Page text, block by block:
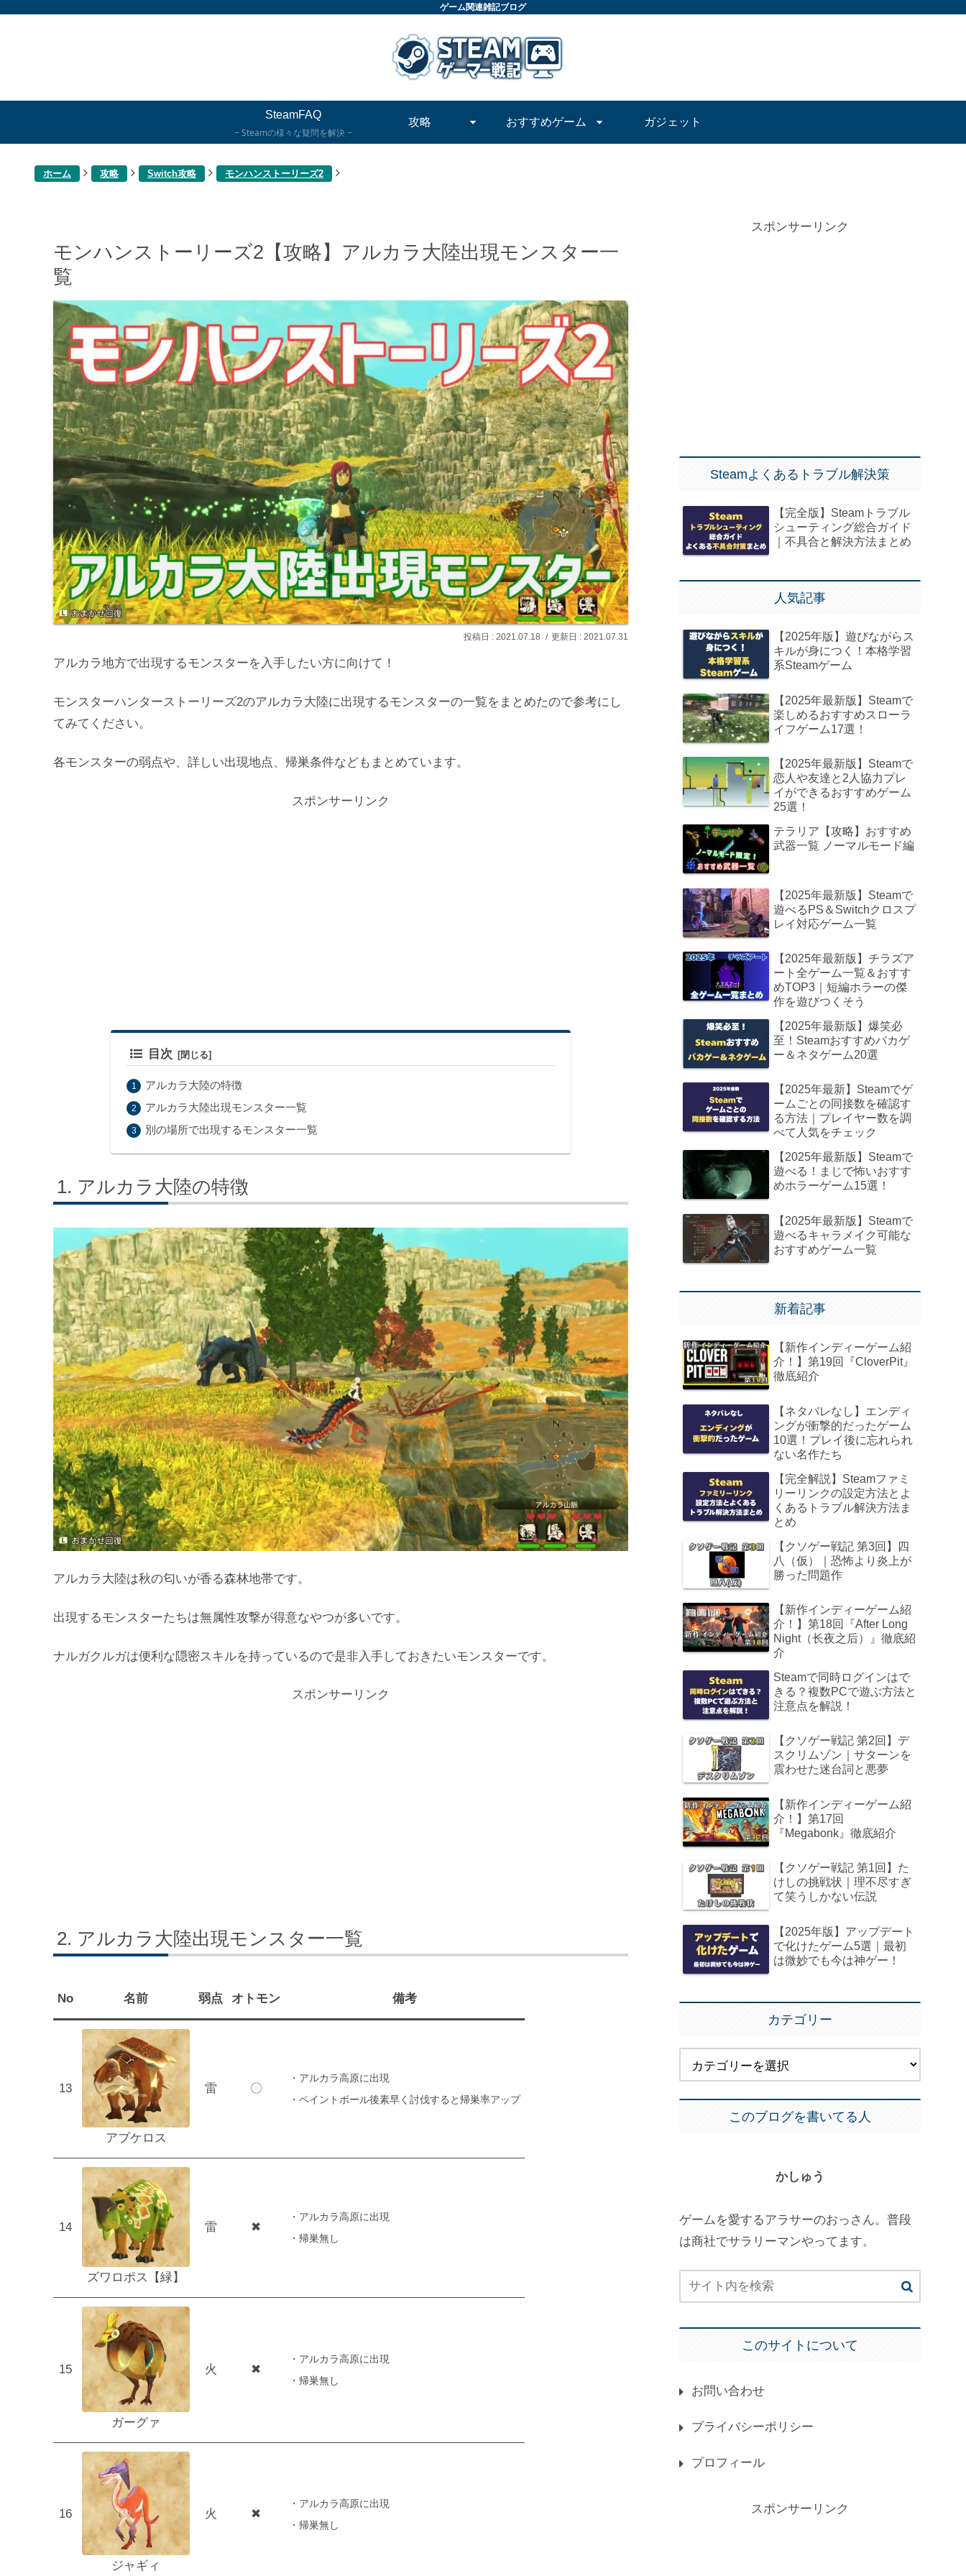
ゲーム関連雑記ブログ
SteamFAQ
Steamの様々な疑問を解決
攻略 おすすめゲーム ガジェット
ホーム 攻略 Switch攻略 モンハンストーリーズ2
モンハンストーリーズ2【攻略】アルカラ大陸出現モンスター一
覧
2021.07.18 2021.07.31
アルカラ地方で出現するモンスターを入手したい方に向けて！
モンスターハンターストーリーズ2のアルカラ大陸に出現するモンスターの一覧をまとめたので参考にし
てみてください。
各モンスターの弱点や、詳しい出現地点、帰巣条件などもまとめています。
スポンサーリンク
目次
アルカラ大陸の特徴
アルカラ大陸出現モンスター一覧
別の場所で出現するモンスター一覧
アルカラ大陸の特徴
アルカラ大陸は秋の匂いが香る森林地帯です。
出現するモンスターたちは無属性攻撃が得意なやつが多いです。
ナルガクルガは便利な隠密スキルを持っているので是非入手しておきたいモンスターです。
スポンサーリンク
アルカラ大陸出現モンスター一覧
No 名前 弱点 オトモン 備考
13
アプケロス
雷 〇
・アルカラ高原に出現
・ペイントボール後素早く討伐すると帰巣率アップ
14
ズワロポス【緑】
雷 ✖
・アルカラ高原に出現
・帰巣無し
15
ガーグァ
火 ✖
・アルカラ高原に出現
・帰巣無し
16
ジャギィ
火 ✖
・アルカラ高原に出現
・帰巣無し
スポンサーリンク
Steamよくあるトラブル解決策
【完全版】Steamトラブル
シューティング総合ガイド
｜不具合と解決方法まとめ
人気記事
【2025年版】遊びながらス
キルが身につく！本格学習
系Steamゲーム
【2025年最新版】Steamで
楽しめるおすすめスローラ
イフゲーム17選！
【2025年最新版】Steamで
恋人や友達と2人協力プレ
イができるおすすめゲーム
25選！
テラリア【攻略】おすすめ
武器一覧 ノーマルモード編
【2025年最新版】Steamで
遊べるPS＆Switchクロスプ
レイ対応ゲーム一覧
【2025年最新版】チラズア
ート全ゲーム一覧＆おすす
めTOP3｜短編ホラーの傑
作を遊びつくそう
【2025年最新版】爆笑必
至！Steamおすすめバカゲ
ー＆ネタゲーム20選
【2025年最新】Steamでゲ
ームごとの同接数を確認す
る方法｜プレイヤー数を調
べて人気をチェック
【2025年最新版】Steamで
遊べる！まじで怖いおすす
めホラーゲーム15選！
【2025年最新版】Steamで
遊べるキャラメイク可能な
おすすめゲーム一覧
新着記事
【新作インディーゲーム紹
介！】第19回『CloverPit』
徹底紹介
【ネタバレなし】エンディ
ングが衝撃的だったゲーム
10選！プレイ後に忘れられ
ない名作たち
【完全解説】Steamファミ
リーリンクの設定方法とよ
くあるトラブル解決方法ま
とめ
【クソゲー戦記 第3回】四
八（仮）｜恐怖より炎上が
勝った問題作
【新作インディーゲーム紹
介！】第18回『After Long
Night（长夜之后）』徹底紹
介
Steamで同時ログインはで
きる？複数PCで遊ぶ方法と
注意点を解説！
【クソゲー戦記 第2回】デ
スクリムゾン｜サターンを
震わせた迷台詞と悪夢
【新作インディーゲーム紹
介！】第17回
『Megabonk』徹底紹介
【クソゲー戦記 第1回】た
けしの挑戦状｜理不尽すぎ
て笑うしかない伝説
【2025年版】アップデート
で化けたゲーム5選｜最初
は微妙でも今は神ゲー！
カテゴリー
このブログを書いてる人
かしゅう
ゲームを愛するアラサーのおっさん。普段
は商社でサラリーマンやってます。
このサイトについて
お問い合わせ
プライバシーポリシー
プロフィール
スポンサーリンク